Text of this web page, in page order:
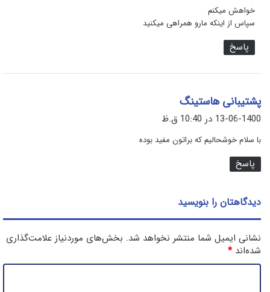
:
خواهش میکنم
سپاس از اینکه مارو همراهی میکنید
پاسخ
پشتیبانی هاستینگ
ف
:
13-06-1400 در 10:40 ق.ظ
با سلام خوشحالیم که براتون مفید بوده
پاسخ
دیدگاهتان را بنویسید
نشانی ایمیل شما منتشر نخواهد شد. بخش‌های موردنیاز علامت‌گذاری
شده‌اند*